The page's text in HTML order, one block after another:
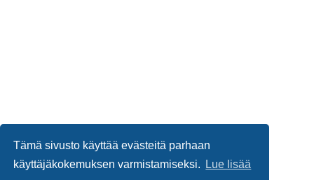
Tämä sivusto käyttää evästeitä parhaan
käyttäjäkokemuksen varmistamiseksi.
Lue lisää